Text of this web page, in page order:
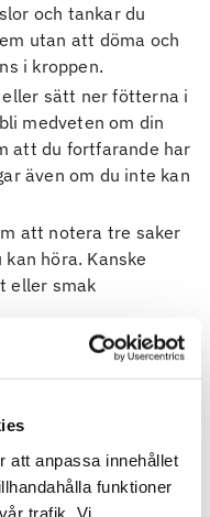
att anpassa innehållet
funktioner
trafik. Vi
och tankar du
utan att döma och
i kroppen.
eller sätt ner fötterna i
medveten om din
att du fortfarande har
även om du inte kan
att notera tre saker
höra. Kanske
eller smak
få oss att göra saker
får oss att må
närstående eller
När du kan möta
agera på dem,